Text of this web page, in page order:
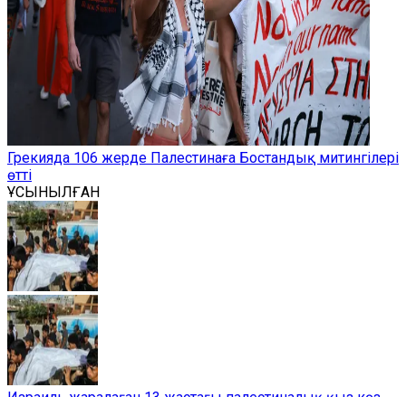
Грекияда 106 жерде Палестинаға Бостандық митингілері
өтті
ҰСЫНЫЛҒАН